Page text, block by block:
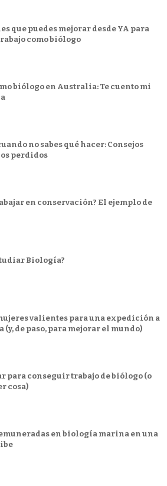
que puedes mejorar desde YA para
como biólogo
biólogo en Australia: Te cuento mi
no sabes qué hacer: Consejos
perdidos
en conservación? El ejemplo de
Biología?
valientes para una expedición a
de paso, para mejorar el mundo)
para conseguir trabajo de biólogo (o
cosa)
en biología marina en una